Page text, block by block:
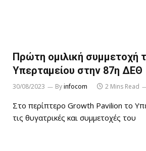
Πρώτη ομιλική συμμετοχή
Υπερταμείου στην 87η ΔΕΘ
30/08/2023 Byinfocom 2 Mins Read
Στο περίπτερο Growth Pavilion το
τις θυγατρικές και συμμετοχές του